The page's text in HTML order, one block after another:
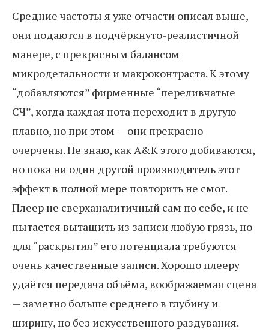
Средние частоты я уже отчасти описал выше,
они подаются в подчёркнуто-реалистичной
манере, с прекрасным балансом
микродетальности и макроконтраста. К этому
“добавляются” фирменные “переливчатые
СЧ”, когда каждая нота переходит в другую
плавно, но при этом — они прекрасно
очерчены. Не знаю, как A&K этого добиваются,
но пока ни один другой производитель этот
эффект в полной мере повторить не смог.
Плеер не сверханалитичный сам по себе, и не
пытается вытащить из записи любую грязь, но
для “раскрытия” его потенциала требуются
очень качественные записи. Хорошо плееру
удаётся передача объёма, воображаемая сцена
— заметно больше среднего в глубину и
ширину, но без искусственного раздувания.